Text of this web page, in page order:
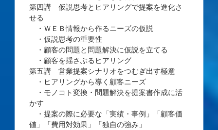
第四講 仮説思考とヒアリングで提案を進化さ
せる
・ＷＥＢ情報から作るニーズの仮説
・仮説思考の重要性
・顧客の問題と問題解決に仮説を立てる
・顧客を揺さぶるヒアリング
第五講 営業提案シナリオをつむぎ出す極意
・ヒアリングから導く顧客ニーズ
・モノコト変換・問題解決を提案書作成に活
かす
・提案の際に必要な「実績・事例」「顧客価
値」「費用対効果」「独自の強み」